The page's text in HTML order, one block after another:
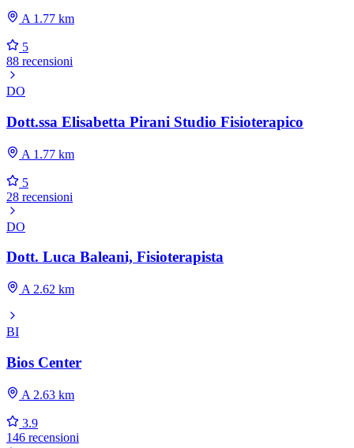
A 1.77 km
5
88 recensioni
DO
Dott.ssa Elisabetta Pirani Studio Fisioterapico
A 1.77 km
5
28 recensioni
DO
Dott. Luca Baleani, Fisioterapista
A 2.62 km
BI
Bios Center
A 2.63 km
3.9
146 recensioni